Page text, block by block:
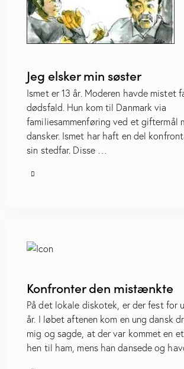
Jeg elsker min søster
Ismet er 13 år. Moderen havde mistet
dødsfald. Hun kom til Danmark via
familiesammenføring ved et giftermål
dansker. Ismet har haft en del
sin stedfar. Disse …
Konfronter den mistænkte
På det lokale diskotek, er der fest for
år. I løbet aftenen kom en ung dansk
mig og sagde, at der var kommet en
hen til ham, mens han dansede og